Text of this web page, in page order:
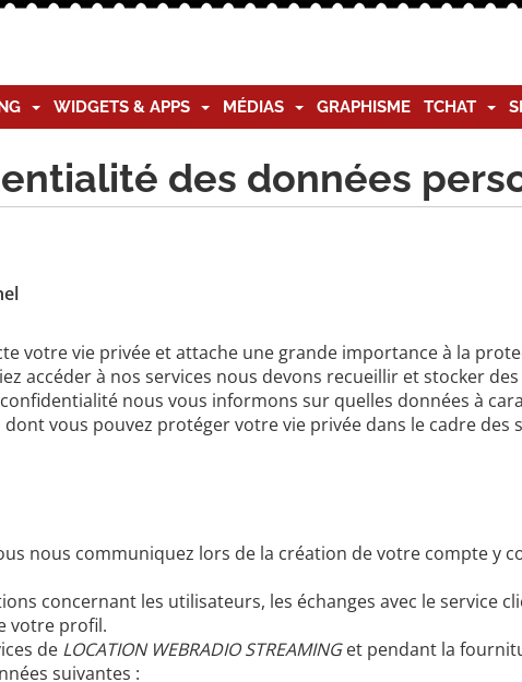
WIDGETS & APPS MÉDIAS GRAPHISME TCHAT
des données
votre vie privée et attache une grande importance à la
accéder à nos services nous devons recueillir et stocker
nous vous informons sur quelles données à
vous pouvez protéger votre vie privée dans le cadre des
nous communiquez lors de la création de votre compte y
concernant les utilisateurs, les échanges avec le service
votre profil.
de LOCATION WEBRADIO STREAMINGet pendant la
suivantes :